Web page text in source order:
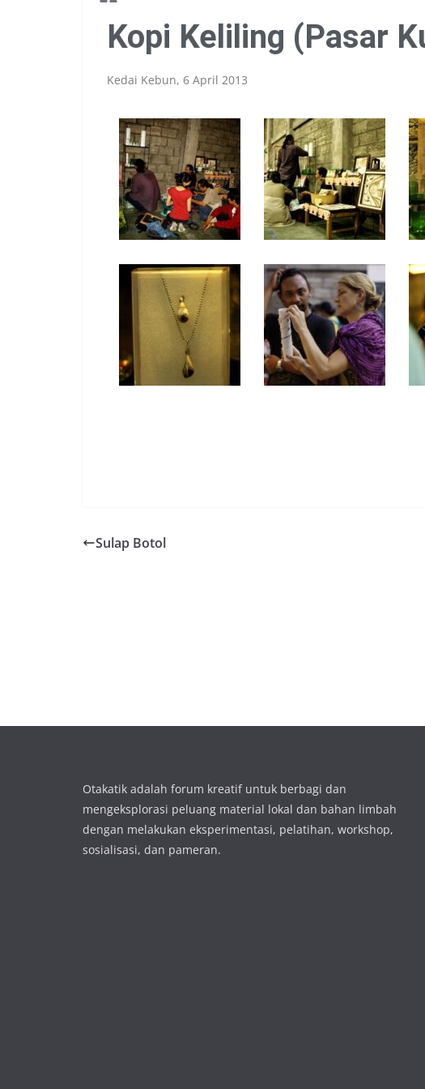
Kopi Keliling (Pasar
Kedai Kebun, 6 April 2013
Sulap Botol
Otakatik adalah forum kreatif untuk berbagi dan
mengeksplorasi peluang material lokal dan bahan limbah
dengan melakukan eksperimentasi, pelatihan, workshop,
sosialisasi, dan pameran.